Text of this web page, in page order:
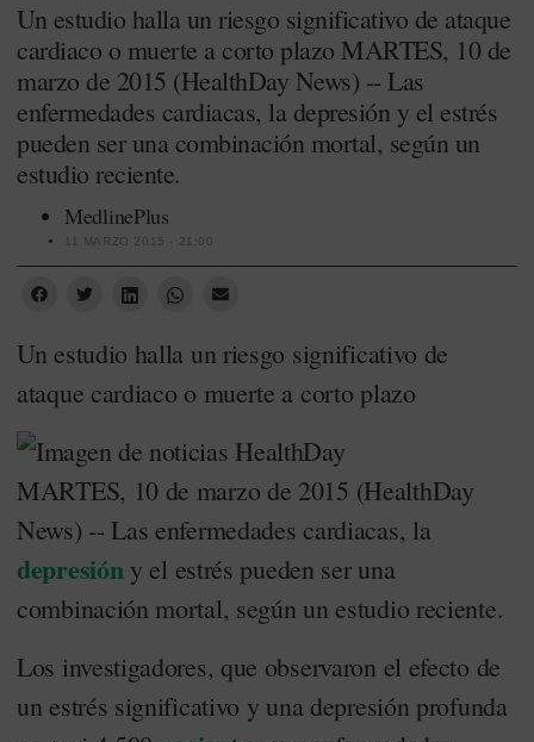
Un estudio halla un riesgo significativo de ataque
cardiaco o muerte a corto plazo MARTES, 10 de
marzo de 2015 (HealthDay News) -- Las
enfermedades cardiacas, la depresión y el estrés
pueden ser una combinación mortal, según un
estudio reciente.
MedlinePlus
11 MARZO 2015 - 21:00
Un estudio halla un riesgo significativo de
ataque cardiaco o muerte a corto plazo
MARTES, 10 de marzo de 2015 (HealthDay
News) -- Las enfermedades cardiacas, la
depresióny el estrés pueden ser una
combinación mortal, según un estudio reciente.
Los investigadores, que observaron el efecto de
un estrés significativo y una depresión profunda